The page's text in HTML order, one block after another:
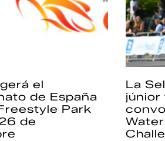
el
de España
Park
de
La
júnior